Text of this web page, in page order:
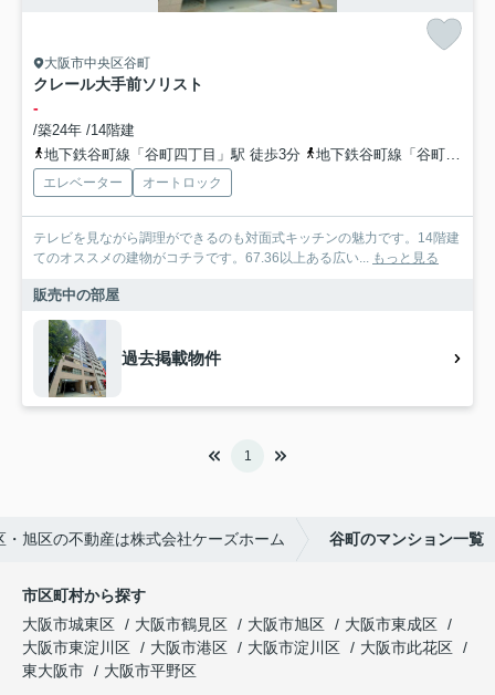
大阪市中央区谷町
クレール大手前ソリスト
-
/築24年 /14階建
地下鉄谷町線「谷町四丁目」駅 徒歩3分
地下鉄谷町線「谷町六丁目」駅 徒歩13分
エレベーター オートロック
テレビを見ながら調理ができるのも対面式キッチンの魅力です。14階建
てのオススメの建物がコチラです。67.36以上ある広い... もっと見る
販売中の部屋
過去掲載物件
1
・旭区の不動産は株式会社ケーズホーム 谷町のマンション一覧
市区町村から探す
大阪市城東区
大阪市鶴見区 大阪市旭区
大阪市東成区
大阪市東淀川区
大阪市港区 大阪市淀川区
大阪市此花区
東大阪市
大阪市平野区